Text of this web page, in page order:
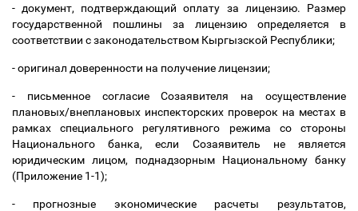
- документ, подтверждающий оплату за лицензию. Размер
государственной пошлины за лицензию определяется в
соответствии с законодательством Кыргызской Республики;
- оригинал доверенности на получение лицензии;
- письменное согласие Созаявителя на осуществление
плановых/внеплановых инспекторских проверок на местах в
рамках специального регулятивного режима со стороны
Национального банка, если Созаявитель не является
юридическим лицом, поднадзорным Национальному банку
(Приложение 1-1);
- прогнозные экономические расчеты результатов,